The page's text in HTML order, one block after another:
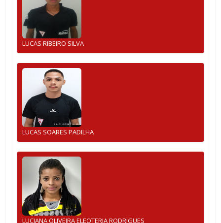
LUCAS RIBEIRO SILVA
LUCAS SOARES PADILHA
LUCIANA OLIVEIRA ELEOTERIA RODRIGUES